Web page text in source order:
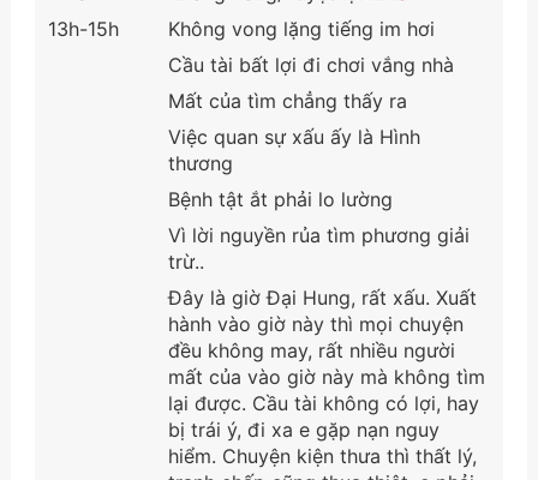
13h-15h
Không vong lặng tiếng im hơi
Cầu tài bất lợi đi chơi vắng nhà
Mất của tìm chẳng thấy ra
Việc quan sự xấu ấy là Hình
thương
Bệnh tật ắt phải lo lường
Vì lời nguyền rủa tìm phương giải
trừ..
Đây là giờ Đại Hung, rất xấu. Xuất
hành vào giờ này thì mọi chuyện
đều không may, rất nhiều người
mất của vào giờ này mà không tìm
lại được. Cầu tài không có lợi, hay
bị trái ý, đi xa e gặp nạn nguy
hiểm. Chuyện kiện thưa thì thất lý,